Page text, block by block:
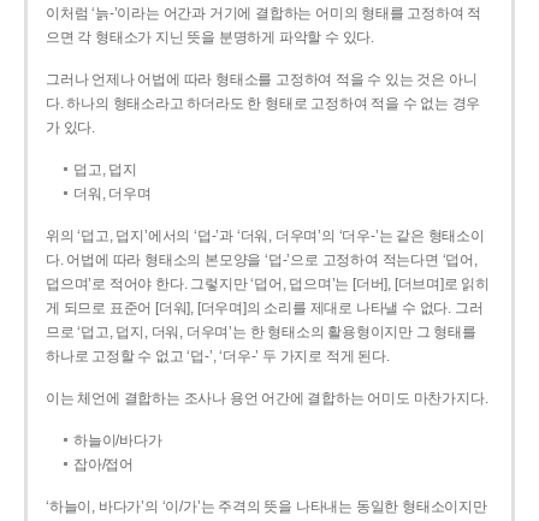
이처럼 ‘늙-­’이라는 어간과 거기에 결합하는 어미의 형태를 고정하여 적
으면 각 형태소가 지닌 뜻을 분명하게 파악할 수 있다.
그러나 언제나 어법에 따라 형태소를 고정하여 적을 수 있는 것은 아니
다. 하나의 형태소라고 하더라도 한 형태로 고정하여 적을 수 없는 경우
가 있다.
덥고, 덥지
더워, 더우며
위의 ‘덥고, 덥지’에서의 ‘덥-­’과 ‘더워, 더우며’의 ‘더우-­’는 같은 형태소이
다. 어법에 따라 형태소의 본모양을 ‘덥-­’으로 고정하여 적는다면 ‘덥어,
덥으며’로 적어야 한다. 그렇지만 ‘덥어, 덥으며’는 [더버], [더브며]로 읽히
게 되므로 표준어 [더워], [더우며]의 소리를 제대로 나타낼 수 없다. 그러
므로 ‘덥고, 덥지, 더워, 더우며’는 한 형태소의 활용형이지만 그 형태를
하나로 고정할 수 없고 ‘덥-’, ‘더우-’ 두 가지로 적게 된다.
이는 체언에 결합하는 조사나 용언 어간에 결합하는 어미도 마찬가지다.
하늘이/바다가
잡아/접어
‘하늘이, 바다가’의 ‘이/가’는 주격의 뜻을 나타내는 동일한 형태소이지만